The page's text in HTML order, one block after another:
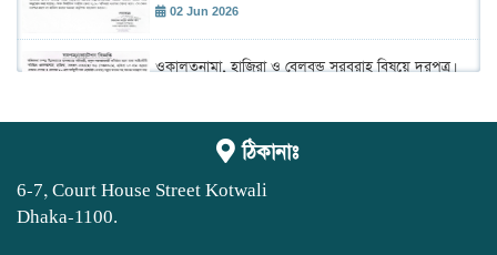
02 Jun 2026
ওকালতনামা, হাজিরা ও বেলবন্ড সরবরাহ বিষয়ে দরপত্র।
শহীদ রাস্ট্রপতি জিয়াউর রহমান এর ৪৫তম শাহাদাৎ বার্ষিকী
উদ্ যাপন উপলক্ষে আলোচনা সভা ও দেয়া মাহফিল
ঠিকানাঃ
6-7, Court House Street Kotwali
Dhaka-1100.